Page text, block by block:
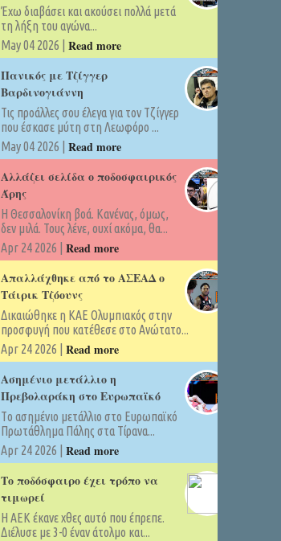
Έχω διαβάσει και ακούσει πολλά μετά
τη λήξη του αγώνα...
May 04 2026 | Read more
Πανικός με Τζίγγερ
Βαρδινογιάννη
Τις προάλλες σου έλεγα για τον Τζίγγερ
που έσκασε μύτη στη Λεωφόρο ...
May 04 2026 | Read more
Αλλάζει σελίδα ο ποδοσφαιρικός
Άρης
Η Θεσσαλονίκη βοά. Κανένας, όμως,
δεν μιλά. Τους λένε, ουχί ακόμα, θα...
Apr 24 2026 | Read more
Απαλλάχθηκε από το ΑΣΕΑΔ ο
Τάιρικ Τζόουνς
Δικαιώθηκε η ΚΑΕ Ολυμπιακός στην
προσφυγή που κατέθεσε στο Ανώτατο...
Apr 24 2026 | Read more
Ασημένιο μετάλλιο η
Πρεβολαράκη στο Ευρωπαϊκό
Tο ασημένιο μετάλλιο στο Ευρωπαϊκό
Πρωτάθλημα Πάλης στα Τίρανα...
Apr 24 2026 | Read more
Το ποδόσφαιρο έχει τρόπο να
τιμωρεί
Η ΑΕΚ έκανε χθες αυτό που έπρεπε.
Διέλυσε με 3-0 έναν άτολμο και...